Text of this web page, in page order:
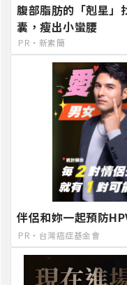
腹部脂肪的「剋星」
囊，瘦出小蠻腰
PR・新素簡
伴侶和妳一起預防
PR・台灣癌症基金會